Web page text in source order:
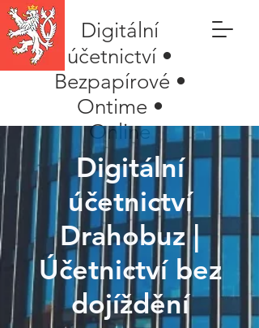
Digitální
účetnictví •
Bezpapírové •
Ontime •
Online
Digitální
účetnictví
Drahobuz |
Účetnictví bez
dojíždění